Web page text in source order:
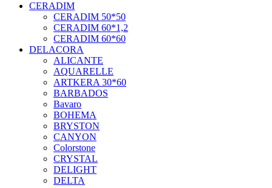
CERADIM
CERADIM 50*50
CERADIM 60*1,2
CERADIM 60*60
DELACORA
ALICANTE
AQUARELLE
ARTKERA 30*60
BARBADOS
Bavaro
BOHEMA
BRYSTON
CANYON
Colorstone
CRYSTAL
DELIGHT
DELTA